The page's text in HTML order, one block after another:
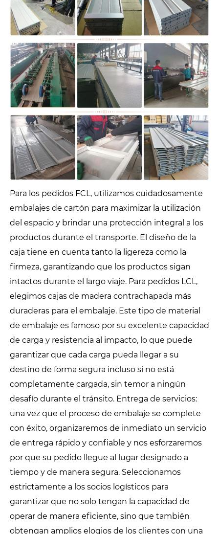
Para los pedidos FCL, utilizamos cuidadosamente
embalajes de cartón para maximizar la utilización
del espacio y brindar una protección integral a los
productos durante el transporte. El diseño de la
caja tiene en cuenta tanto la ligereza como la
firmeza, garantizando que los productos sigan
intactos durante el largo viaje. Para pedidos LCL,
elegimos cajas de madera contrachapada más
duraderas para el embalaje. Este tipo de material
de embalaje es famoso por su excelente capacidad
de carga y resistencia al impacto, lo que puede
garantizar que cada carga pueda llegar a su
destino de forma segura incluso si no está
completamente cargada, sin temor a ningún
desafío durante el tránsito. Entrega de servicios:
una vez que el proceso de embalaje se complete
con éxito, organizaremos de inmediato un servicio
de entrega rápido y confiable y nos esforzaremos
por que su pedido llegue al lugar designado a
tiempo y de manera segura. Seleccionamos
estrictamente a los socios logísticos para
garantizar que no solo tengan la capacidad de
operar de manera eficiente, sino que también
obtengan amplios elogios de los clientes con una